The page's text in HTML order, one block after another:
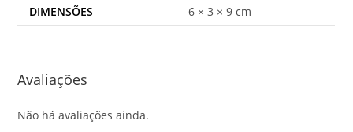
DIMENSÕES
6 × 3 × 9 cm
Avaliações
Não há avaliações ainda.